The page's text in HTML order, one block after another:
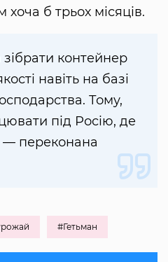
б трьох місяців.
контейнер
навіть на базі
Тому,
під Росію, де
— переконана
#Гетьман